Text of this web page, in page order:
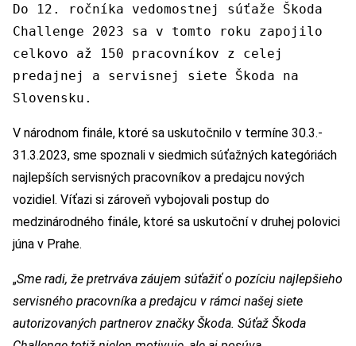
Do 12. ročníka vedomostnej súťaže Škoda
Challenge 2023 sa v tomto roku zapojilo
celkovo až 150 pracovníkov z celej
predajnej a servisnej siete Škoda na
Slovensku.
V národnom finále, ktoré sa uskutočnilo v termíne 30.3.-
31.3.2023, sme spoznali v siedmich súťažných kategóriách
najlepších servisných pracovníkov a predajcu nových
vozidiel. Víťazi si zároveň vybojovali postup do
medzinárodného finále, ktoré sa uskutoční v druhej polovici
júna v Prahe.
„Sme radi, že pretrváva záujem súťažiť o pozíciu najlepšieho
servisného pracovníka a predajcu v rámci našej siete
autorizovaných partnerov značky Škoda. Súťaž Škoda